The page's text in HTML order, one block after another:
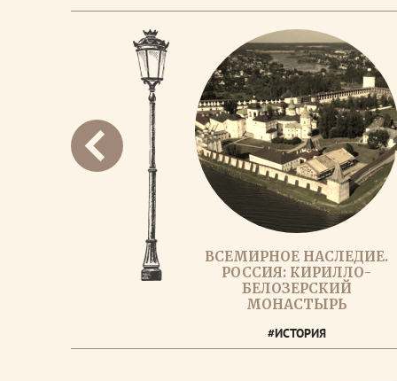
ВСЕМИРНОЕ НАСЛЕДИЕ.
РОССИЯ: КИРИЛЛО-
БЕЛОЗЕРСКИЙ
МОНАСТЫРЬ
#ИСТОРИЯ